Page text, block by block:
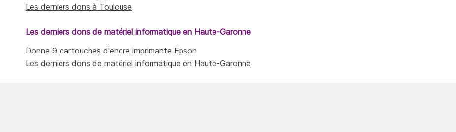
Les derniers dons à Toulouse
Les derniers dons de matériel informatique en Haute-Garonne
Donne 9 cartouches d'encre imprimante Epson
Les derniers dons de matériel informatique en Haute-Garonne